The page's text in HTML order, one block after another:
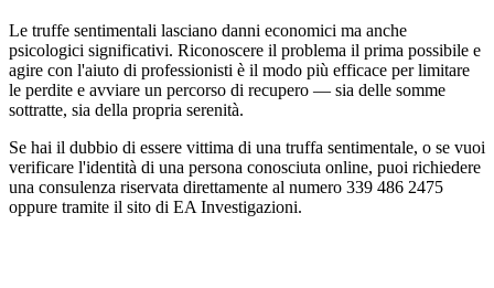
Le truffe sentimentali lasciano danni economici ma anche
psicologici significativi. Riconoscere il problema il prima possibile e
agire con l'aiuto di professionisti è il modo più efficace per limitare
le perdite e avviare un percorso di recupero — sia delle somme
sottratte, sia della propria serenità.
Se hai il dubbio di essere vittima di una truffa sentimentale, o se vuoi
verificare l'identità di una persona conosciuta online, puoi richiedere
una consulenza riservata direttamente al numero 339 486 2475
oppure tramite il sito di EA Investigazioni.